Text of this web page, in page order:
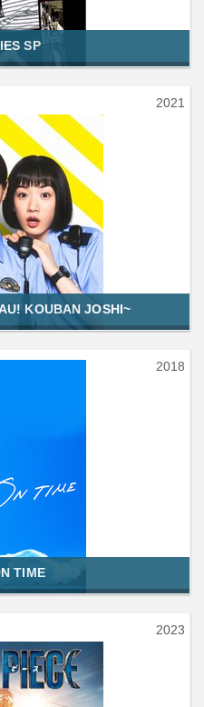
SP
2021
KOUBAN JOSHI~
2018
TIME
2023